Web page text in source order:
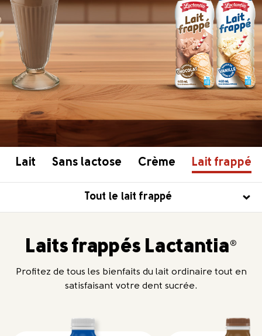
Lait Sans lactose Crème Lait frappé
Tout le lait frappé
Laits frappés Lactantia ®
Profitez de tous les bienfaits du lait ordinaire tout en
satisfaisant votre dent sucrée.